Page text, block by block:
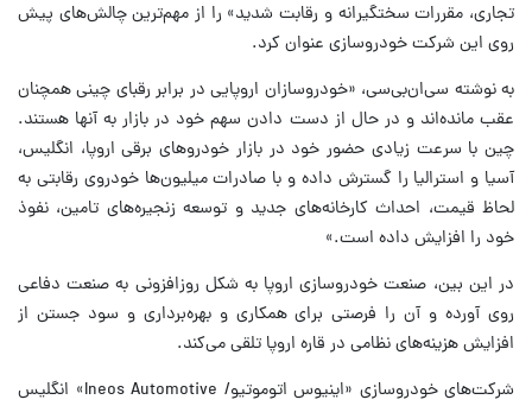
تجاری، مقررات سختگیرانه و رقابت شدید» را از مهم‌ترین چالش‌های پیش
روی این شرکت خودروسازی عنوان کرد.
به نوشته سی‌ان‌بی‌سی، «خودروسازان اروپایی در برابر رقبای چینی همچنان
عقب مانده‌اند و در حال از دست دادن سهم خود در بازار به آنها هستند.
چین با سرعت زیادی حضور خود در بازار خودروهای برقی اروپا، انگلیس،
آسیا و استرالیا را گسترش داده و با صادرات میلیون‌ها خودروی رقابتی به
لحاظ قیمت، احداث کارخانه‌های جدید و توسعه زنجیره‌های تامین، نفوذ
خود را افزایش داده است.»
در این بین، صنعت خودروسازی اروپا به شکل روزافزونی به صنعت دفاعی
روی آورده و آن را فرصتی برای همکاری و بهره‌برداری و سود جستن از
افزایش هزینه‌های نظامی در قاره اروپا تلقی می‌کند.
شرکت‌های خودروسازی «اینیوس اتوموتیو/ Ineos Automotive» انگلیس